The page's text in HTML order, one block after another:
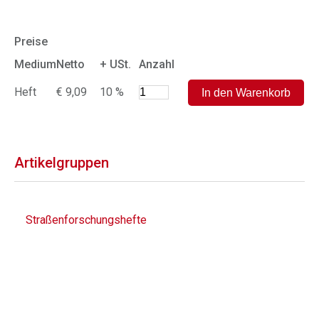
Preise
MediumNetto + USt. Anzahl
Heft € 9,09 10 %
Artikelgruppen
Straßenforschungshefte